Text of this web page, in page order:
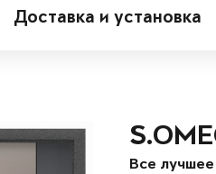
Доставка и установка
Все лучшее